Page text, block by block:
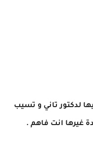
لدكتور تاني و تسيب
غيرها انت فاهم .